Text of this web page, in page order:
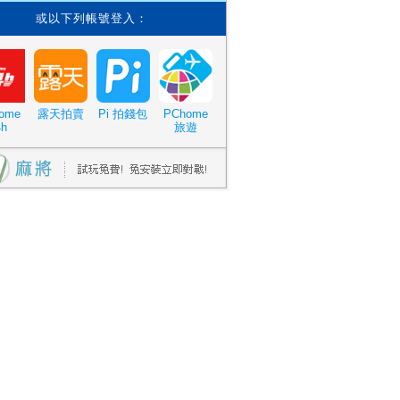
或以下列帳號登入：
露天拍賣 Pi 拍錢包
PChome
旅遊